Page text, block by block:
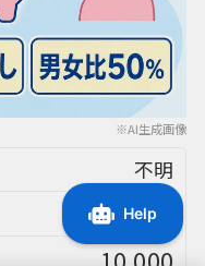
※AI生成画像
不明
不明